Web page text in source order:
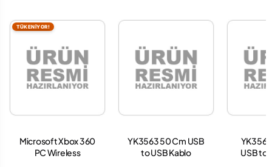
TÜKENİYOR!
Microsoft Xbox 360
PC Wireless
YK3563 50 Cm USB
to USB Kablo
USB to